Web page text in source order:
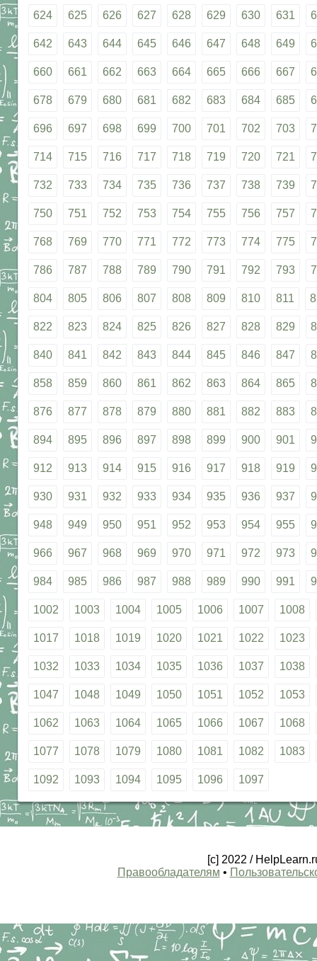
624 625 626 627 628 629 630 631
642 643 644 645 646 647 648 649
660 661 662 663 664 665 666 667
678 679 680 681 682 683 684 685
696 697 698 699 700 701 702 703
714 715 716 717 718 719 720 721
732 733 734 735 736 737 738 739
750 751 752 753 754 755 756 757
768 769 770 771 772 773 774 775
786 787 788 789 790 791 792 793
804 805 806 807 808 809 810 811
822 823 824 825 826 827 828 829
840 841 842 843 844 845 846 847
858 859 860 861 862 863 864 865
876 877 878 879 880 881 882 883
894 895 896 897 898 899 900 901
912 913 914 915 916 917 918 919
930 931 932 933 934 935 936 937
948 949 950 951 952 953 954 955
966 967 968 969 970 971 972 973
984 985 986 987 988 989 990 991
1002 1003 1004 1005 1006 1007 1008
1017 1018 1019 1020 1021 1022 1023
1032 1033 1034 1035 1036 1037 1038
1047 1048 1049 1050 1051 1052 1053
1062 1063 1064 1065 1066 1067 1068
1077 1078 1079 1080 1081 1082 1083
1092 1093 1094 1095 1096 1097
[c] 2022 /
Правообладателям •